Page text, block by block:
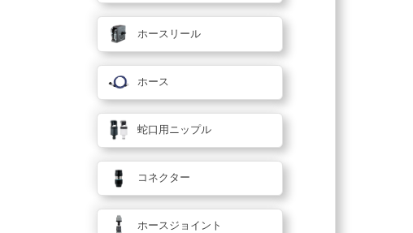
ホースリール
ホース
蛇口用ニップル
コネクター
ホースジョイント